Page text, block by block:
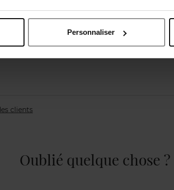
Personnaliser
clients
Oublié quelque chose ?